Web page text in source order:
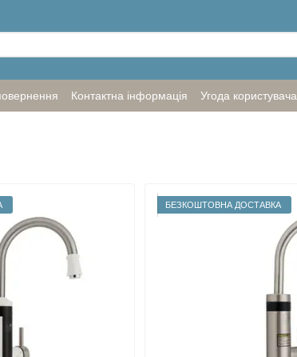
Контактна інформація Угода користувача
БЕЗКОШТОВНА ДОСТАВКА